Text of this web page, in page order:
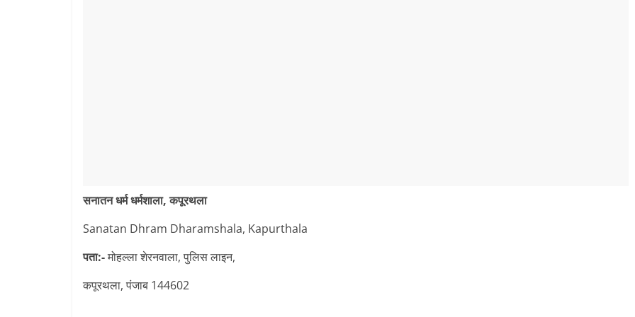
सनातन धर्म धर्मशाला, कपूरथला
Sanatan Dhram Dharamshala, Kapurthala
पता:-मोहल्ला शेरनवाला, पुलिस लाइन,
कपूरथला, पंजाब 144602